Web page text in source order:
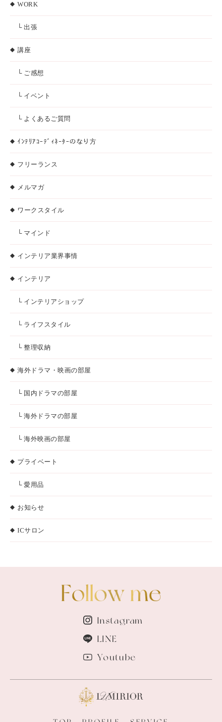
WORK
└ 出張
講座
└ ご感想
└ イベント
└ よくあるご質問
ｲﾝﾃﾘｱｺｰﾃﾞｨﾈｰﾀｰのなり方
フリーランス
メルマガ
ワークスタイル
└ マインド
インテリア業界事情
インテリア
└ インテリアショップ
└ ライフスタイル
└ 整理収納
海外ドラマ・映画の部屋
└ 国内ドラマの部屋
└ 海外ドラマの部屋
└ 海外映画の部屋
プライベート
└ 愛用品
お知らせ
ICサロン
Instagram
LINE
Youtube